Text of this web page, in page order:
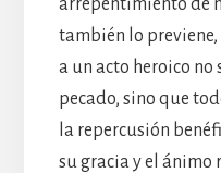
también lo
a un acto heroico
pecado, sino que
la repercusión
su gracia y el ánimo